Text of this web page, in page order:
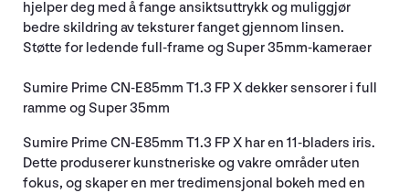
hjelper deg med å fange ansiktsuttrykk og muliggjør
bedre skildring av teksturer fanget gjennom linsen.
Støtte for ledende full-frame og Super 35mm-kameraer
Sumire Prime CN-E85mm T1.3 FP X dekker sensorer i full
ramme og Super 35mm
Sumire Prime CN-E85mm T1.3 FP X har en 11-bladers iris.
Dette produserer kunstneriske og vakre områder uten
fokus, og skaper en mer tredimensjonal bokeh med en